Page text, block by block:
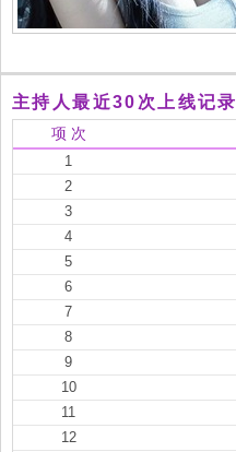
主持人最近30次上线记录
项 次
1
2
3
4
5
6
7
8
9
10
11
12